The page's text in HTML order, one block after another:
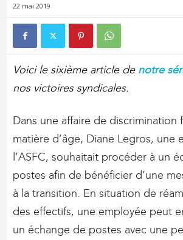
22 mai 2019
Voici le sixième article de notre
nos victoires syndicales.
Dans une affaire de discrimination
matière d’âge, Diane Legros, une
l’ASFC, souhaitait procéder à un
postes afin de bénéficier d’une
à la transition. En situation de
des effectifs, une employée peut
un échange de postes avec une